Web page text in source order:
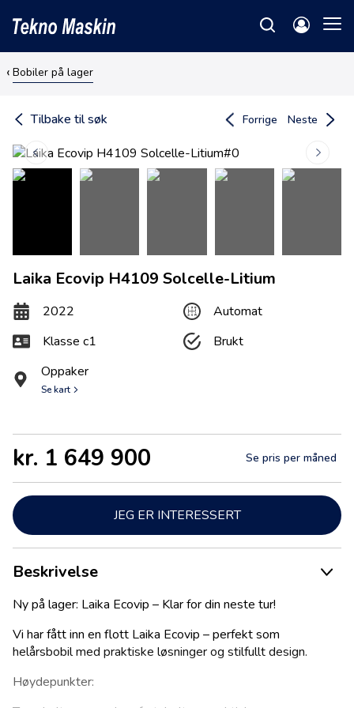
Bobiler på lager
Tilbake til søk Forrige Neste
Laika Ecovip H4109 Solcelle-Litium
2022
Automat
Klasse c1
Brukt
Oppaker
Se kart
kr. 1 649 900 Se pris per måned
JEG ER INTERESSERT
Beskrivelse
Ny på lager: Laika Ecovip – Klar for din neste tur!
Vi har fått inn en flott Laika Ecovip – perfekt som
helårsbobil med praktiske løsninger og stilfullt design.
Høydepunkter: